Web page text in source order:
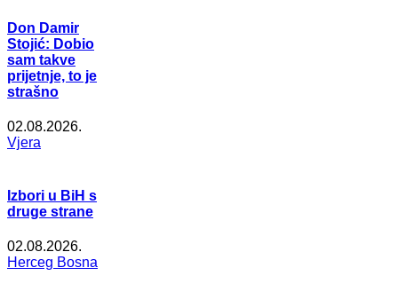
Don Damir
Stojić: Dobio
sam takve
prijetnje, to je
strašno
02.08.2026.
Vjera
Izbori u BiH s
druge strane
02.08.2026.
Herceg Bosna